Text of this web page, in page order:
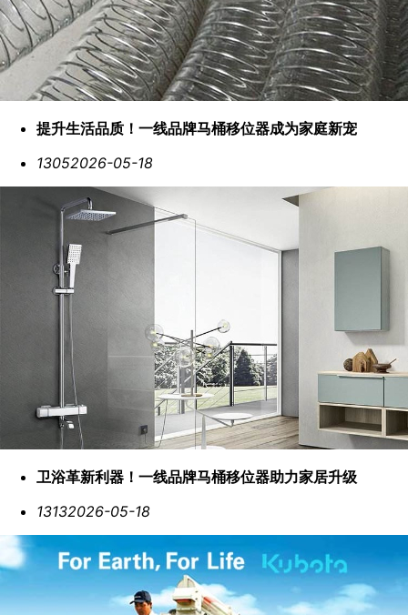
提升生活品质！一线品牌马桶移位器成为家庭新宠
13052026-05-18
卫浴革新利器！一线品牌马桶移位器助力家居升级
13132026-05-18